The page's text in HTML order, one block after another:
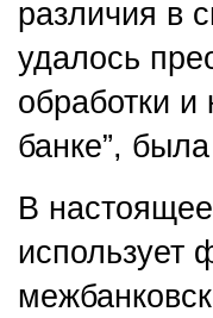
различия в
удалось
обработки
банке”,
В
использует